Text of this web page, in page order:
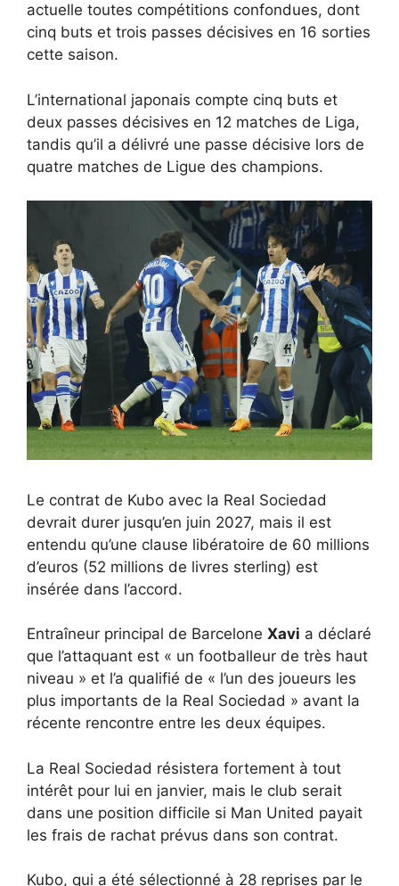
actuelle toutes compétitions confondues, dont
cinq buts et trois passes décisives en 16 sorties
cette saison.
L’international japonais compte cinq buts et
deux passes décisives en 12 matches de Liga,
tandis qu’il a délivré une passe décisive lors de
quatre matches de Ligue des champions.
Le contrat de Kubo avec la Real Sociedad
devrait durer jusqu’en juin 2027, mais il est
entendu qu’une clause libératoire de 60 millions
d’euros (52 millions de livres sterling) est
insérée dans l’accord.
Entraîneur principal de Barcelone Xavi a déclaré
que l’attaquant est « un footballeur de très haut
niveau » et l’a qualifié de « l’un des joueurs les
plus importants de la Real Sociedad » avant la
récente rencontre entre les deux équipes.
La Real Sociedad résistera fortement à tout
intérêt pour lui en janvier, mais le club serait
dans une position difficile si Man United payait
les frais de rachat prévus dans son contrat.
Kubo, qui a été sélectionné à 28 reprises par le